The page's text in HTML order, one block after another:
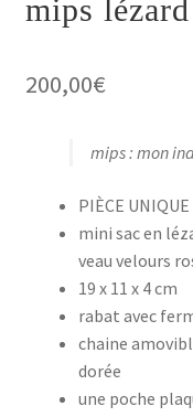
mips
200,00€
mips : mon
PIÈCE UNIQUE
mini sac en
veau velours
19 x 11 x 4 cm
rabat avec
chaine
dorée
une poche